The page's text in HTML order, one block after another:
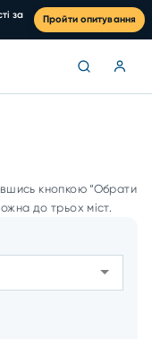
за
Пройти опитування
кнопкою “Обрати
до трьох міст.